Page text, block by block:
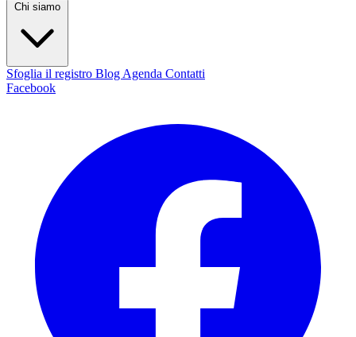
Chi siamo
Sfoglia il registro Blog Agenda Contatti
Facebook